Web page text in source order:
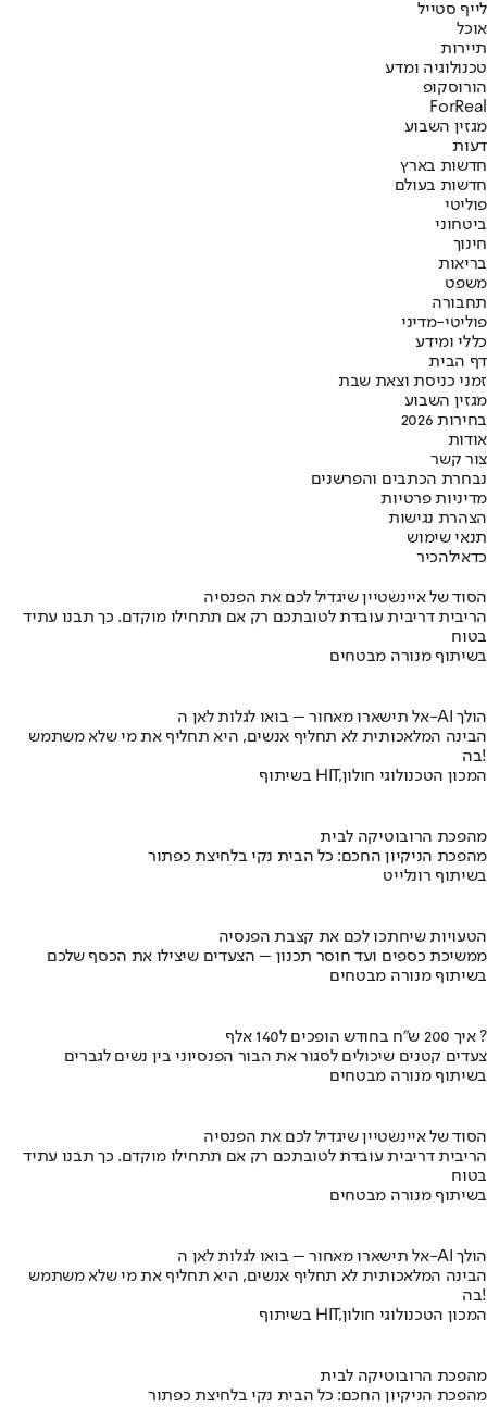
לייף סטייל
אוכל
תיירות
טכנולוגיה ומדע
הורוסקופ
ForReal
מגזין השבוע
דעות
חדשות בארץ
חדשות בעולם
פוליטי
ביטחוני
חינוך
בריאות
משפט
תחבורה
פוליטי-מדיני
כללי ומידע
דף הבית
זמני כניסת וצאת שבת
מגזין השבוע
בחירות 2026
אודות
צור קשר
נבחרת הכתבים והפרשנים
מדיניות פרטיות
הצהרת נגישות
תנאי שימוש
כדאילהכיר
הסוד של איינשטיין שיגדיל לכם את הפנסיה
הריבית דריבית עובדת לטובתכם רק אם תתחילו מוקדם. כך תבנו עתיד
בטוח
בשיתוף מנורה מבטחים
אל תישארו מאחור – בואו לגלות לאן ה-AI הולך
הבינה המלאכותית לא תחליף אנשים, היא תחליף את מי שלא משתמש
בה!
בשיתוף HIT,המכון הטכנולוגי חולון
מהפכת הרובוטיקה לבית
מהפכת הניקיון החכם: כל הבית נקי בלחיצת כפתור
בשיתוף רונלייט
הטעויות שיחתכו לכם את קצבת הפנסיה
ממשיכת כספים ועד חוסר תכנון – הצעדים שיצילו את הכסף שלכם
בשיתוף מנורה מבטחים
איך 200 ש"ח בחודש הופכים ל140 אלף ?
צעדים קטנים שיכולים לסגור את הבור הפנסיוני בין נשים לגברים
בשיתוף מנורה מבטחים
הסוד של איינשטיין שיגדיל לכם את הפנסיה
הריבית דריבית עובדת לטובתכם רק אם תתחילו מוקדם. כך תבנו עתיד
בטוח
בשיתוף מנורה מבטחים
אל תישארו מאחור – בואו לגלות לאן ה-AI הולך
הבינה המלאכותית לא תחליף אנשים, היא תחליף את מי שלא משתמש
בה!
בשיתוף HIT,המכון הטכנולוגי חולון
מהפכת הרובוטיקה לבית
מהפכת הניקיון החכם: כל הבית נקי בלחיצת כפתור